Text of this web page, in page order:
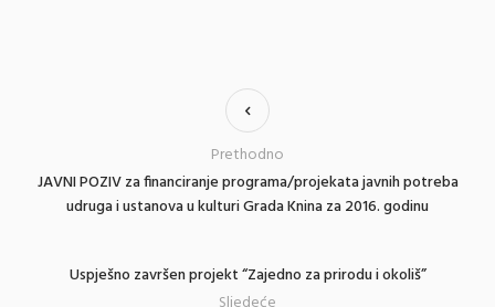
JAVNI POZIV za financiranje programa/projekata javnih potreba
udruga i ustanova u kulturi Grada Knina za 2016. godinu
Prethodno
Uspješno završen projekt “Zajedno za prirodu i okoliš”